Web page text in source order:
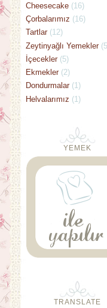
Cheesecake (16)
Çorbalarımız (16)
Tartlar (12)
Zeytinyağlı Yemekler
İçecekler (5)
Ekmekler (2)
Dondurmalar (1)
Helvalarımız (1)
YEMEK
TRANSLATE